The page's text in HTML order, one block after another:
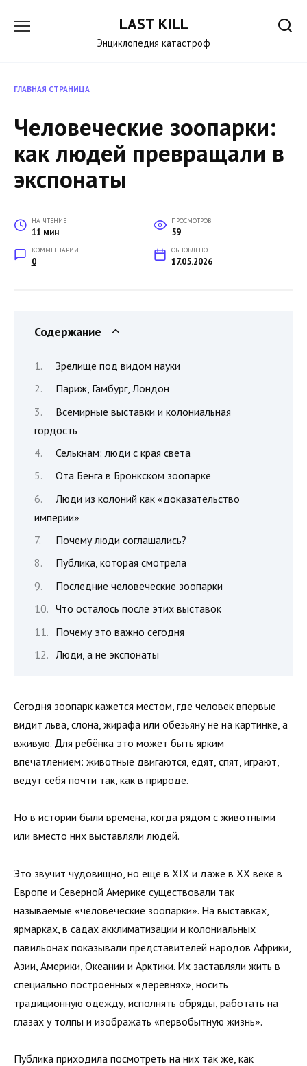
LAST KILL
Энциклопедия катастроф
ГЛАВНАЯ СТРАНИЦА
Человеческие зоопарки:
как людей превращали в
экспонаты
НА ЧТЕНИЕ
11 мин
ПРОСМОТРОВ
59
КОММЕНТАРИИ
0
ОБНОВЛЕНО
17.05.2026
Содержание
Зрелище под видом науки
Париж, Гамбург, Лондон
Всемирные выставки и колониальная
гордость
Селькнам: люди с края света
Ота Бенга в Бронкском зоопарке
Люди из колоний как «доказательство
империи»
Почему люди соглашались?
Публика, которая смотрела
Последние человеческие зоопарки
Что осталось после этих выставок
Почему это важно сегодня
Люди, а не экспонаты
Сегодня зоопарк кажется местом, где человек впервые
видит льва, слона, жирафа или обезьяну не на картинке, а
вживую. Для ребёнка это может быть ярким
впечатлением: животные двигаются, едят, спят, играют,
ведут себя почти так, как в природе.
Но в истории были времена, когда рядом с животными
или вместо них выставляли людей.
Это звучит чудовищно, но ещё в XIX и даже в XX веке в
Европе и Северной Америке существовали так
называемые «человеческие зоопарки». На выставках,
ярмарках, в садах акклиматизации и колониальных
павильонах показывали представителей народов Африки,
Азии, Америки, Океании и Арктики. Их заставляли жить в
специально построенных «деревнях», носить
традиционную одежду, исполнять обряды, работать на
глазах у толпы и изображать «первобытную жизнь».
Публика приходила посмотреть на них так же, как